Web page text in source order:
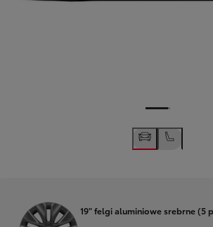
19" felgi aluminiowe srebrne (5